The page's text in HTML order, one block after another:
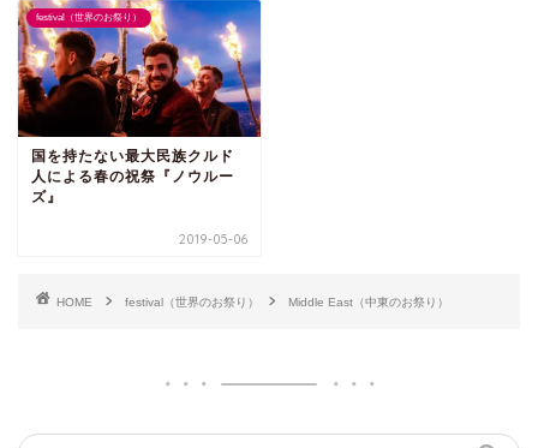
festival（世界のお祭り）
国を持たない最大民族クルド
人による春の祝祭『ノウルー
ズ』
2019-05-06
HOME festival（世界のお祭り） Middle East（中東のお祭り）